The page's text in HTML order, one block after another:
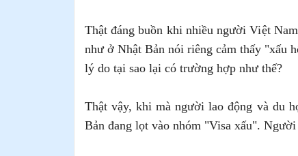
Thật đáng buồn khi nhiều người Việt
như ở Nhật Bản nói riêng cảm thấy
lý do tại sao lại có trường hợp như thế?
Thật vậy, khi mà người lao động và du
Bản đang lọt vào nhóm "Visa xấu".